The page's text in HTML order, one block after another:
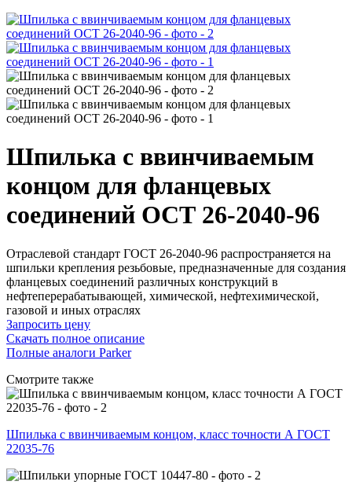
Шпилька с ввинчиваемым
концом для фланцевых
соединений ОСТ 26-2040-96
Отраслевой стандарт ГОСТ 26-2040-96 распространяется на
шпильки крепления резьбовые, предназначенные для создания
фланцевых соединений различных конструкций в
нефтеперерабатывающей, химической, нефтехимической,
газовой и иных отраслях
Запросить цену
Скачать полное описание
Полные аналоги Parker
Смотрите также
Шпилька с ввинчиваемым концом, класс точности А ГОСТ
22035-76